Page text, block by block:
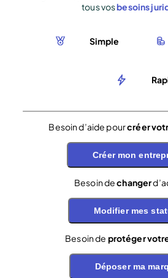
tous vosbesoins
Simple
Besoin d’aide pourcréer
Créer mon
Besoin dechanger
Modifier mes
Besoin de protéger
Déposer ma